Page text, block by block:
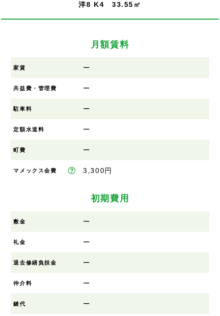
洋8 K4 33.55㎡
月額賃料
家賃 ー
共益費・管理費 ー
駐車料 ー
定額水道料 ー
町費 ー
マメックス会費 3,300円
初期費用
敷金 ー
礼金 ー
退去修繕負担金 ー
仲介料 ー
鍵代 ー